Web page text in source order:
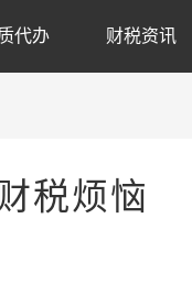
代办 财税资讯
税烦恼